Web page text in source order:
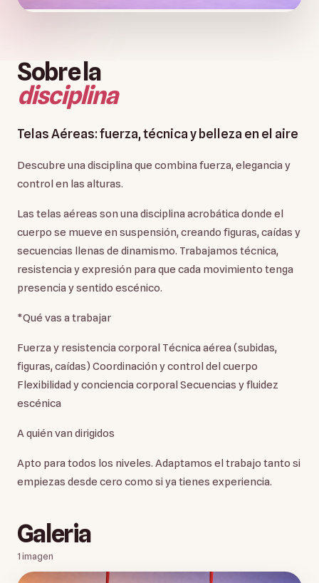
Sobre la
disciplina
Telas Aéreas: fuerza, técnica y belleza en el aire
Descubre una disciplina que combina fuerza, elegancia y
control en las alturas.
Las telas aéreas son una disciplina acrobática donde el
cuerpo se mueve en suspensión, creando figuras, caídas y
secuencias llenas de dinamismo. Trabajamos técnica,
resistencia y expresión para que cada movimiento tenga
presencia y sentido escénico.
*Qué vas a trabajar
Fuerza y resistencia corporal Técnica aérea (subidas,
figuras, caídas) Coordinación y control del cuerpo
Flexibilidad y conciencia corporal Secuencias y fluidez
escénica
A quién van dirigidos
Apto para todos los niveles. Adaptamos el trabajo tanto si
empiezas desde cero como si ya tienes experiencia.
Galeria
1imagen